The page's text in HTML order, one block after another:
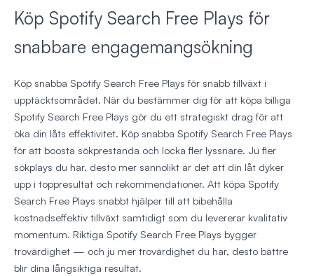
Köp Spotify Search Free Plays för
snabbare engagemangsökning
Köp snabba Spotify Search Free Plays för snabb tillväxt i
upptäcktsområdet. När du bestämmer dig för att köpa billiga
Spotify Search Free Plays gör du ett strategiskt drag för att
öka din låts effektivitet. Köp snabba Spotify Search Free Plays
för att boosta sökprestanda och locka fler lyssnare. Ju fler
sökplays du har, desto mer sannolikt är det att din låt dyker
upp i toppresultat och rekommendationer. Att köpa Spotify
Search Free Plays snabbt hjälper till att bibehålla
kostnadseffektiv tillväxt samtidigt som du levererar kvalitativ
momentum. Riktiga Spotify Search Free Plays bygger
trovärdighet — och ju mer trovärdighet du har, desto bättre
blir dina långsiktiga resultat.